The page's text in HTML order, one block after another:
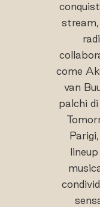
come
van
palchi